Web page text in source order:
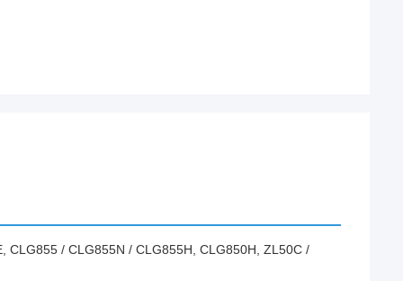
CLG855 / CLG855N / CLG855H, CLG850H, ZL50C /